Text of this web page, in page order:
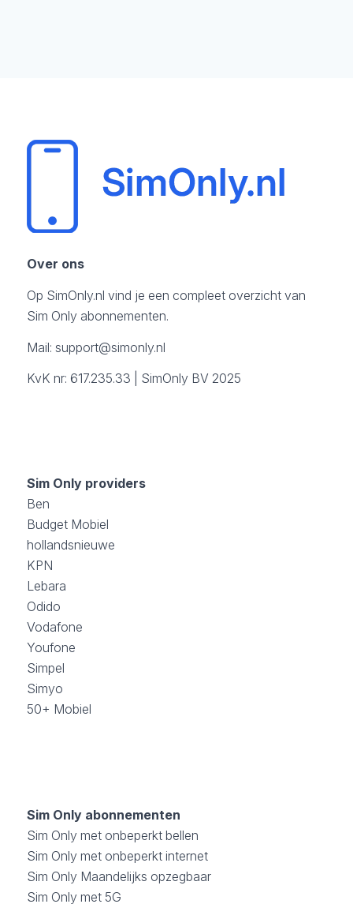
Over ons
Op SimOnly.nl vind je een compleet overzicht van
Sim Only abonnementen.
Mail: support@simonly.nl
KvK nr: 617.235.33 | SimOnly BV 2025
Sim Only providers
Ben
Budget Mobiel
hollandsnieuwe
KPN
Lebara
Odido
Vodafone
Youfone
Simpel
Simyo
50+ Mobiel
Sim Only abonnementen
Sim Only met onbeperkt bellen
Sim Only met onbeperkt internet
Sim Only Maandelijks opzegbaar
Sim Only met 5G